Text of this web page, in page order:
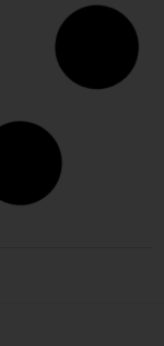
GV-Manager
GV-
Aufschluss.